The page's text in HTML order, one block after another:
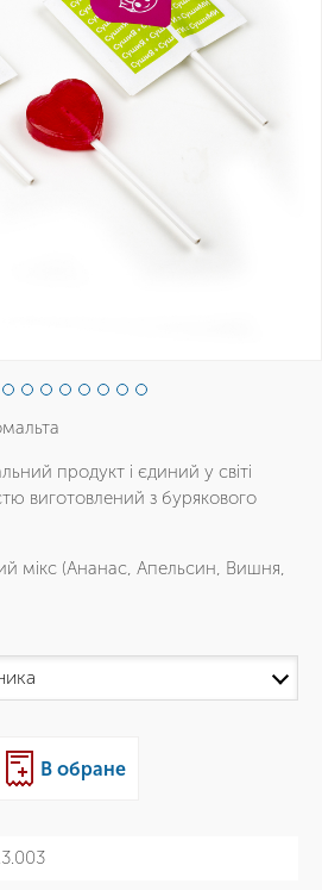
продукт і єдиний у світі
виготовлений з бурякового
мікс (Ананас, Апельсин, Вишня,
В обране